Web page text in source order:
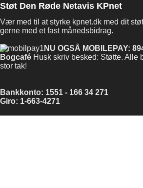
Støt Den Røde Netavis KPnet
Vær med til at styrke kpnet.dk med dit
gerne med et fast månedsbidrag.
NU OGSÅ MOBILEPAY:
Bogcafé Husk skriv besked: Støtte. Alle
stor tak!
Bankkonto: 1551 - 166 34 271
Giro: 1-663-4271